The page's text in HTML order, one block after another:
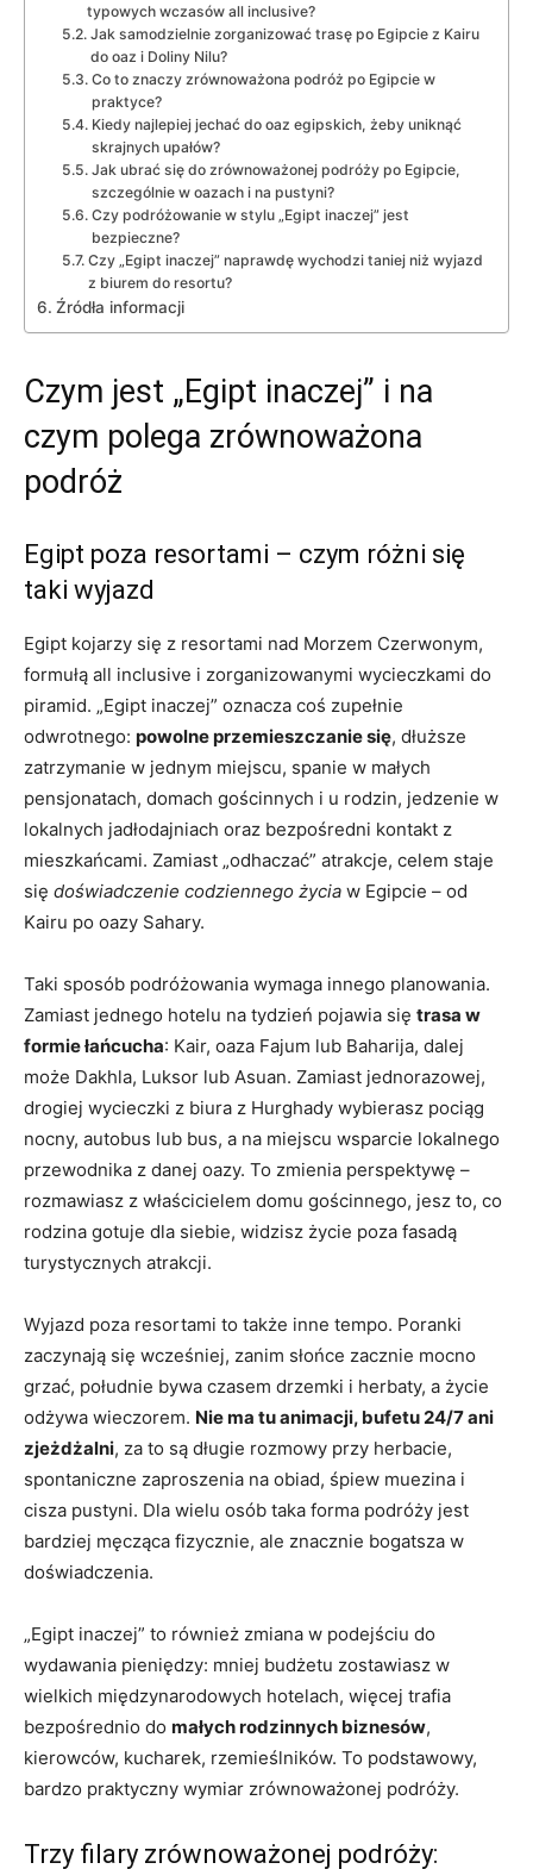
typowych wczasów all inclusive?
Jak samodzielnie zorganizować trasę po Egipcie z Kairu
do oaz i Doliny Nilu?
Co to znaczy zrównoważona podróż po Egipcie w
praktyce?
Kiedy najlepiej jechać do oaz egipskich, żeby uniknąć
skrajnych upałów?
Jak ubrać się do zrównoważonej podróży po Egipcie,
szczególnie w oazach i na pustyni?
Czy podróżowanie w stylu „Egipt inaczej” jest
bezpieczne?
Czy „Egipt inaczej” naprawdę wychodzi taniej niż wyjazd
z biurem do resortu?
Źródła informacji
Czym jest „Egipt inaczej” i na
czym polega zrównoważona
podróż
Egipt poza resortami – czym różni się
taki wyjazd
Egipt kojarzy się z resortami nad Morzem Czerwonym,
formułą all inclusive i zorganizowanymi wycieczkami do
piramid. „Egipt inaczej” oznacza coś zupełnie
odwrotnego: powolne przemieszczanie się, dłuższe
zatrzymanie w jednym miejscu, spanie w małych
pensjonatach, domach gościnnych i u rodzin, jedzenie w
lokalnych jadłodajniach oraz bezpośredni kontakt z
mieszkańcami. Zamiast „odhaczać” atrakcje, celem staje
się doświadczenie codziennego życia w Egipcie – od
Kairu po oazy Sahary.
Taki sposób podróżowania wymaga innego planowania.
Zamiast jednego hotelu na tydzień pojawia się trasa w
formie łańcucha: Kair, oaza Fajum lub Baharija, dalej
może Dakhla, Luksor lub Asuan. Zamiast jednorazowej,
drogiej wycieczki z biura z Hurghady wybierasz pociąg
nocny, autobus lub bus, a na miejscu wsparcie lokalnego
przewodnika z danej oazy. To zmienia perspektywę –
rozmawiasz z właścicielem domu gościnnego, jesz to, co
rodzina gotuje dla siebie, widzisz życie poza fasadą
turystycznych atrakcji.
Wyjazd poza resortami to także inne tempo. Poranki
zaczynają się wcześniej, zanim słońce zacznie mocno
grzać, południe bywa czasem drzemki i herbaty, a życie
odżywa wieczorem. Nie ma tu animacji, bufetu 24/7 ani
zjeżdżalni, za to są długie rozmowy przy herbacie,
spontaniczne zaproszenia na obiad, śpiew muezina i
cisza pustyni. Dla wielu osób taka forma podróży jest
bardziej męcząca fizycznie, ale znacznie bogatsza w
doświadczenia.
„Egipt inaczej” to również zmiana w podejściu do
wydawania pieniędzy: mniej budżetu zostawiasz w
wielkich międzynarodowych hotelach, więcej trafia
bezpośrednio do małych rodzinnych biznesów,
kierowców, kucharek, rzemieślników. To podstawowy,
bardzo praktyczny wymiar zrównoważonej podróży.
Trzy filary zrównoważonej podróży: